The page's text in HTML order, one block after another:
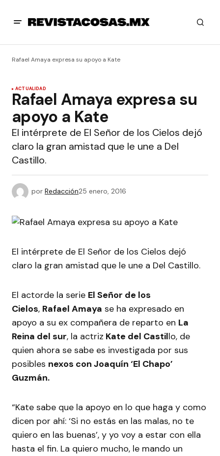
Rafael Amaya expresa su apoyo a Kate
ACTUALIDAD
Rafael Amaya expresa su
apoyo a Kate
El intérprete de El Señor de los Cielos dejó
claro la gran amistad que le une a Del
Castillo.
por Redacción25 enero, 2016
El intérprete de El Señor de los Cielos dejó
claro la gran amistad que le une a Del Castillo.
El actorde la serie El Señor de los
Cielos, Rafael Amaya se ha expresado en
apoyo a su ex compañera de reparto en La
Reina del sur, la actriz Kate del Castillo, de
quien ahora se sabe es investigada por sus
posibles nexos con Joaquín ‘El Chapo’
Guzmán.
“Kate sabe que la apoyo en lo que haga y como
dicen por ahí: ‘Si no estás en las malas, no te
quiero en las buenas’, y yo voy a estar con ella
hasta el fin. La quiero mucho, le mando un